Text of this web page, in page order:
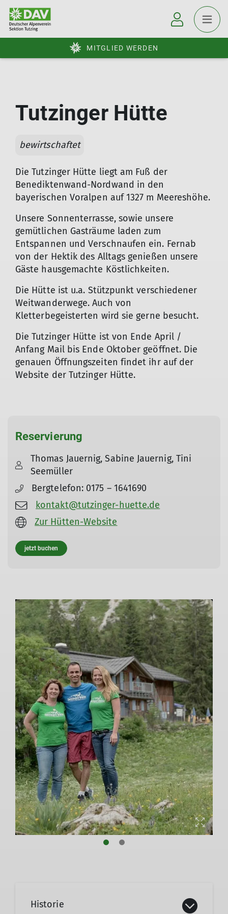
MITGLIED WERDEN
Tutzinger Hütte
bewirtschaftet
Die Tutzinger Hütte liegt am Fuß der
Benediktenwand-Nordwand in den
bayerischen Voralpen auf 1327 m Meereshöhe.
Unsere Sonnenterrasse, sowie unsere
gemütlichen Gasträume laden zum
Entspannen und Verschnaufen ein. Fernab
von der Hektik des Alltags genießen unsere
Gäste hausgemachte Köstlichkeiten.
Die Hütte ist u.a. Stützpunkt verschiedener
Weitwanderwege. Auch von
Kletterbegeisterten wird sie gerne besucht. ​
Die Tutzinger Hütte ist von Ende April /
Anfang Mail bis Ende Oktober geöffnet. Die
genauen Öffnungszeiten findet ihr auf der
Website der Tutzinger Hütte.
Reservierung
Thomas Jauernig, Sabine Jauernig, Tini
Seemüller
Bergtelefon: 0175 – 1641690
kontakt@tutzinger-huette.de
Zur Hütten-Website
jetzt buchen
© Thomas Jauernig
Historie